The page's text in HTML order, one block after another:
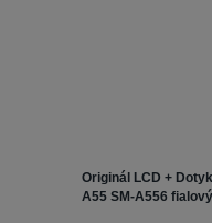
Originál LCD +
A55 SM-A556 fialový